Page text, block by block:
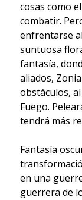
cosas como
combatir.
enfrentarse
suntuosa
fantasía,
aliados,
obstáculos,
Fuego.
tendrá más
Fantasía
en una
guerrera de